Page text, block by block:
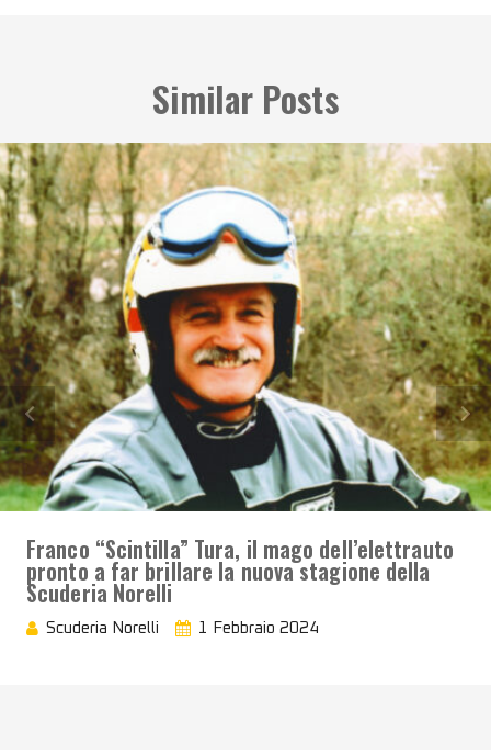
Similar Posts
Franco “Scintilla” Tura, il mago dell’elettrauto
pronto a far brillare la nuova stagione della
Scuderia Norelli
Scuderia Norelli 1 Febbraio 2024